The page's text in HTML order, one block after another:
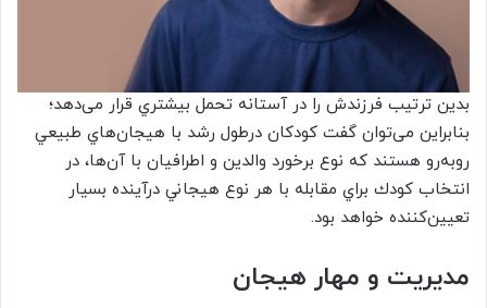
بدين ترتيب فرزندش را در آستانه تحمل بيشتري قرار می‌دهد؛
بنابراين می‌توان گفت كودكان درطول رشد با هيجان‌هاي طبيعي
روبه‌رو هستند كه نوع برخورد والدين و اطرافيان با آن‌ها، در
انتخاب كودك براي مقابله با هر نوع هيجاني درآينده بسيار
تعيين‌كننده خواهد بود.
مديريت و مهار هيجان